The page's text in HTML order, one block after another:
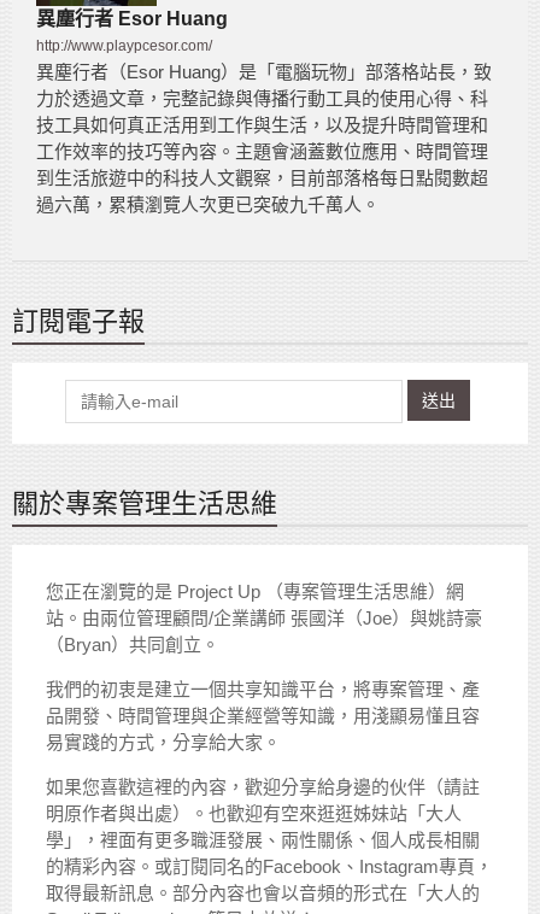
異塵行者 Esor Huang
http://www.playpcesor.com/
異塵行者（Esor Huang）是「電腦玩物」部落格站長，致
力於透過文章，完整記錄與傳播行動工具的使用心得、科
技工具如何真正活用到工作與生活，以及提升時間管理和
工作效率的技巧等內容。主題會涵蓋數位應用、時間管理
到生活旅遊中的科技人文觀察，目前部落格每日點閱數超
過六萬，累積瀏覽人次更已突破九千萬人。
訂閱電子報
送出
關於專案管理生活思維
您正在瀏覽的是 Project Up （專案管理生活思維）網
站。由兩位管理顧問/企業講師 張國洋（Joe）與姚詩豪
（Bryan）共同創立。
我們的初衷是建立一個共享知識平台，將專案管理、產
品開發、時間管理與企業經營等知識，用淺顯易懂且容
易實踐的方式，分享給大家。
如果您喜歡這裡的內容，歡迎分享給身邊的伙伴（請註
明原作者與出處）。也歡迎有空來逛逛姊妹站「大人
學」，裡面有更多職涯發展、兩性關係、個人成長相關
的精彩內容。或訂閱同名的Facebook、Instagram專頁，
取得最新訊息。部分內容也會以音頻的形式在「大人的